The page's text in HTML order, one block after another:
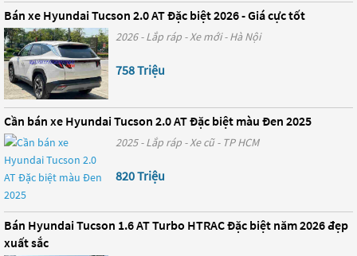
Bán xe Hyundai Tucson 2.0 AT Đặc biệt 2026 - Giá cực tốt
2026 - Lắp ráp - Xe mới - Hà Nội
758 Triệu
Cần bán xe Hyundai Tucson 2.0 AT Đặc biệt màu Đen 2025
2025 - Lắp ráp - Xe cũ - TP HCM
820 Triệu
Bán Hyundai Tucson 1.6 AT Turbo HTRAC Đặc biệt năm 2026 đẹp
xuất sắc